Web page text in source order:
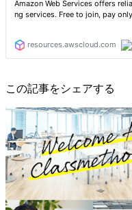
この記事をシェアする